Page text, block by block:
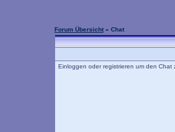
Forum Übersicht » Chat
Einloggen oder registrieren um den Chat